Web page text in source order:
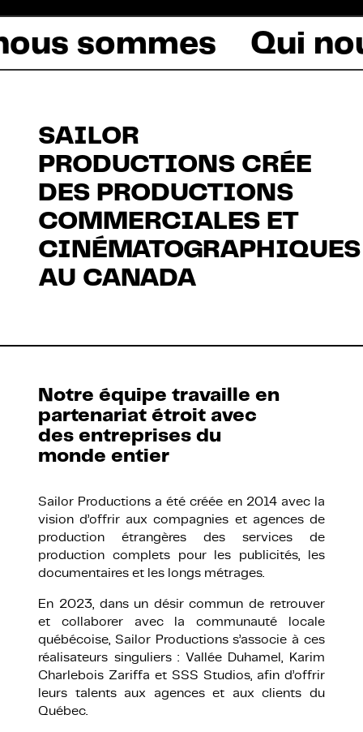
sommes
SAILOR
PRODUCTIONS CRÉE
DES PRODUCTIONS
COMMERCIALES ET
CINÉMATOGRAPHIQUES
AU CANADA
Notre équipe travaille en
partenariat étroit avec
des entreprises du
monde entier
Sailor Productions a été créée en 2014 avec la
vision d’offrir aux compagnies et agences de
production étrangères des services de
production complets pour les publicités, les
documentaires et les longs métrages.
En 2023, dans un désir commun de retrouver
et collaborer avec la communauté locale
québécoise, Sailor Productions s’associe à ces
réalisateurs singuliers : Vallée Duhamel, Karim
Charlebois Zariffa et SSS Studios, afin d’offrir
leurs talents aux agences et aux clients du
Québec.